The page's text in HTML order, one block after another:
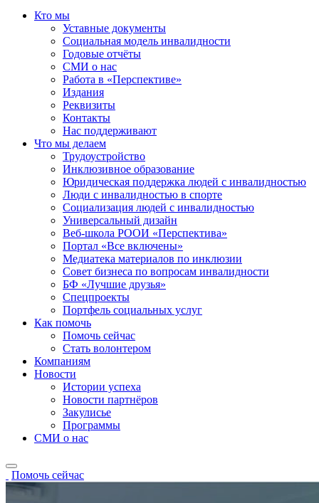
Кто мы
Уставные документы
Социальная модель инвалидности
Годовые отчёты
СМИ о нас
Работа в «Перспективе»
Издания
Реквизиты
Контакты
Нас поддерживают
Что мы делаем
Трудоустройство
Инклюзивное образование
Юридическая поддержка людей с инвалидностью
Люди с инвалидностью в спорте
Социализация людей с инвалидностью
Универсальный дизайн
Веб-школа РООИ «Перспектива»
Портал «Все включены»
Медиатека материалов по инклюзии
Совет бизнеса по вопросам инвалидности
БФ «Лучшие друзья»
Спецпроекты
Портфель социальных услуг
Как помочь
Помочь сейчас
Стать волонтером
Компаниям
Новости
Истории успеха
Новости партнёров
Закулисье
Программы
СМИ о нас
Помочь сейчас